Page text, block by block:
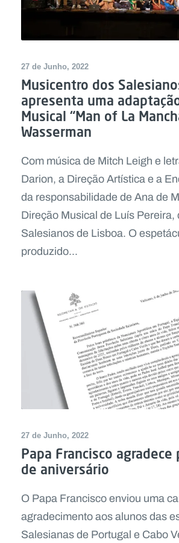
27 de Junho, 2022
Musicentro dos
apresenta uma
Musical “Man of La
Wasserman
Com música de Mitch Leigh e
Darion, a Direção Artística e a
da responsabilidade de Ana de
Direção Musical de Luís
Salesianos de Lisboa. O
produzido...
27 de Junho, 2022
Papa Francisco
de aniversário
O Papa Francisco enviou uma
agradecimento aos alunos das
Salesianas de Portugal e Cabo